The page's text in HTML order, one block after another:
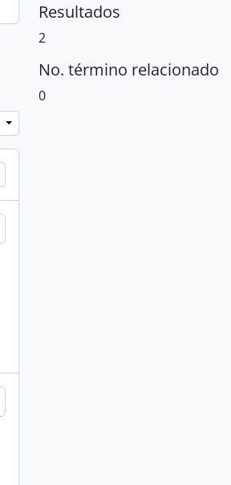
Resultados
2
No. término relacionado
0